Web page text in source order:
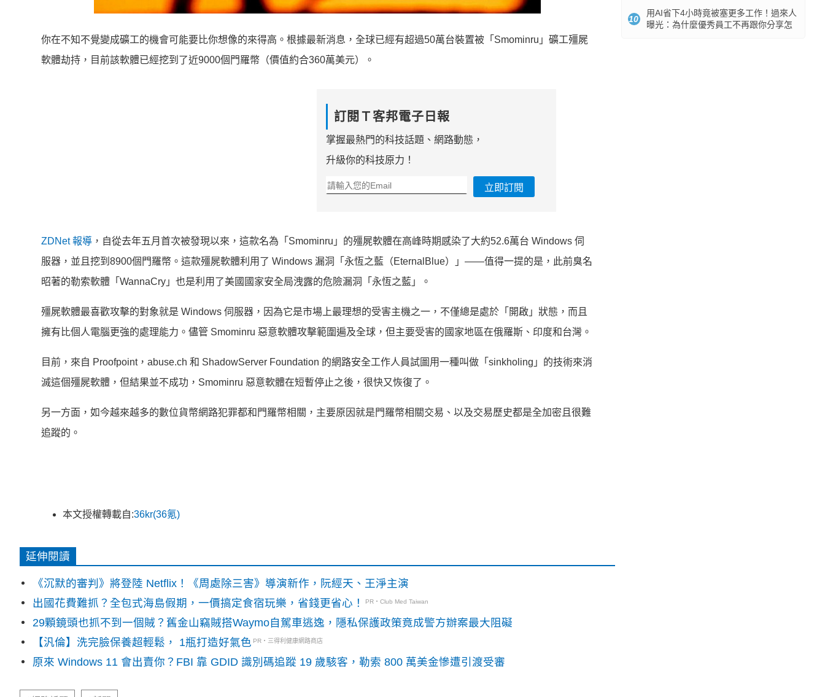
你在不知不覺變成礦工的機會可能要比你想像的來得高。根據最新消息，全球已經有超過50萬台裝置被「Smominru」礦工殭屍
軟體劫持，目前該軟體已經挖到了近9000個門羅幣（價值約合360萬美元）。
訂閱Ｔ客邦電子日報
掌握最熱門的科技話題、網路動態，
升級你的科技原力！
立即訂閱
ZDNet 報導 ，自從去年五月首次被發現以來，這款名為「Smominru」的殭屍軟體在高峰時期感染了大約52.6萬台 Windows 伺
服器，並且挖到8900個門羅幣。這款殭屍軟體利用了 Windows 漏洞「永恆之藍（EternalBlue）」——值得一提的是，此前臭名
昭著的勒索軟體「WannaCry」也是利用了美國國家安全局洩露的危險漏洞「永恆之藍」。
殭屍軟體最喜歡攻擊的對象就是 Windows 伺服器，因為它是市場上最理想的受害主機之一，不僅總是處於「開啟」狀態，而且
擁有比個人電腦更強的處理能力。儘管 Smominru 惡意軟體攻擊範圍遍及全球，但主要受害的國家地區在俄羅斯、印度和台灣。
目前，來自 Proofpoint，abuse.ch 和 ShadowServer Foundation 的網路安全工作人員試圖用一種叫做「sinkholing」的技術來消
滅這個殭屍軟體，但結果並不成功，Smominru 惡意軟體在短暫停止之後，很快又恢復了。
另一方面，如今越來越多的數位貨幣網路犯罪都和門羅幣相關，主要原因就是門羅幣相關交易、以及交易歷史都是全加密且很難
追蹤的。
本文授權轉載自:36kr(36氪)
延伸閱讀
《沉默的審判》將登陸 Netflix！《周處除三害》導演新作，阮經天、王淨主演
出國花費難抓？全包式海島假期，一價搞定食宿玩樂，省錢更省心！
PR・Club Med Taiwan
29顆鏡頭也抓不到一個賊？舊金山竊賊搭Waymo自駕車逃逸，隱私保護政策竟成警方辦案最大阻礙
【汎倫】洗完臉保養超輕鬆， 1瓶打造好氣色 PR・三得利健康網路商店
原來 Windows 11 會出賣你？FBI 靠 GDID 識別碼追蹤 19 歲駭客，勒索 800 萬美金慘遭引渡受審
10
用AI省下4小時竟被塞更多工作！過來人
曝光：為什麼優秀員工不再跟你分享怎